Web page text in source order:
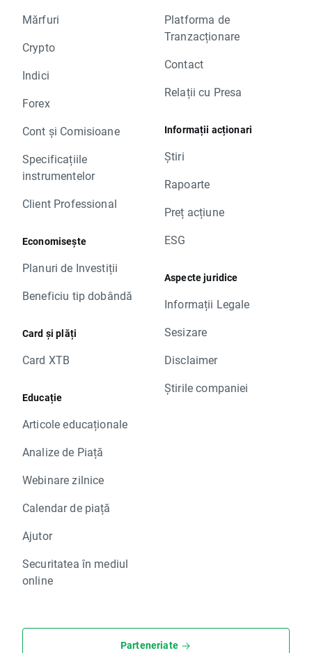
Mărfuri
Crypto
Indici
Forex
Cont și Comisioane
Specificațiile
instrumentelor
Client Professional
Economisește
Planuri de Investiții
Beneficiu tip dobândă
Card și plăți
Card XTB
Educație
Articole educaționale
Analize de Piață
Webinare zilnice
Calendar de piață
Ajutor
Securitatea în mediul
online
Platforma de
Tranzacționare
Contact
Relații cu Presa
Informații acționari
Știri
Rapoarte
Preț acțiune
ESG
Aspecte juridice
Informații Legale
Sesizare
Disclaimer
Știrile companiei
Parteneriate